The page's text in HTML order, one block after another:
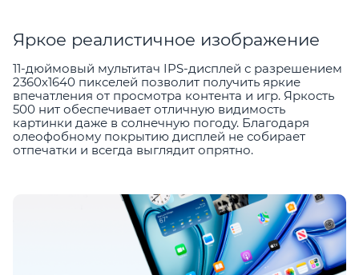
Яркое реалистичное изображение
11-дюймовый мультитач IPS-дисплей с разрешением
2360х1640 пикселей позволит получить яркие
впечатления от просмотра контента и игр. Яркость
500 нит обеспечивает отличную видимость
картинки даже в солнечную погоду. Благодаря
олеофобному покрытию дисплей не собирает
отпечатки и всегда выглядит опрятно.